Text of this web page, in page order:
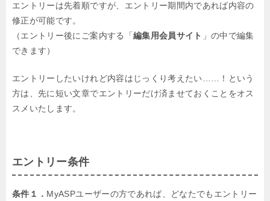
エントリーは先着順ですが、エントリー期間内であれば内容の
修正が可能です。
（エントリー後にご案内する「 編集用会員サイト 」の中で編集
できます）
エントリーしたいけれど内容はじっくり考えたい……！という
方は、先に短い文章でエントリーだけ済ませておくことをオス
スメいたします。
エントリー条件
条件１． MyASPユーザーの方であれば、どなたでもエントリー